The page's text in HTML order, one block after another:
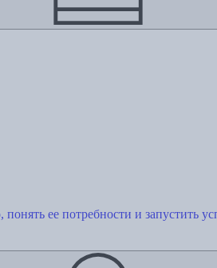
ее потребности и запустить